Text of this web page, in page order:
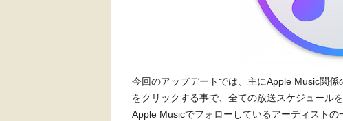
今回のアップデートでは、主にApple Music関
をクリックする事で、全ての放送スケジュール
Apple Musicでフォローしているアーティスト